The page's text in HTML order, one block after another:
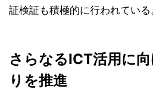
証検証も積極的に行われている
さらなるICT活用に
りを推進